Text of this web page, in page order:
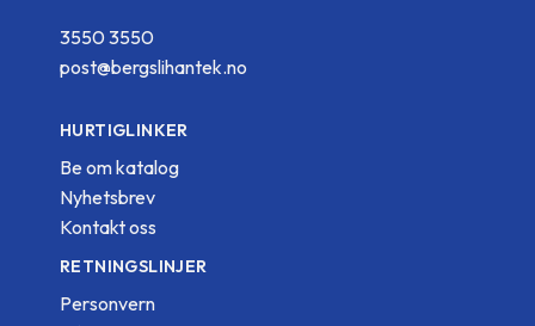
3550 3550
post@bergslihantek.no
HURTIGLINKER
Be om katalog
Nyhetsbrev
Kontakt oss
RETNINGSLINJER
Personvern